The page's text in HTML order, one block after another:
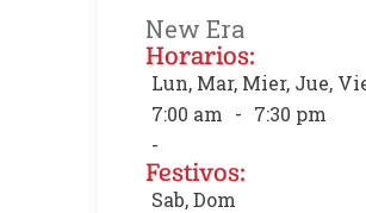
New Era
Horarios:
Lun, Mar, Mier, Jue,
7:00 am - 7:30 pm
-
Festivos:
Sab, Dom